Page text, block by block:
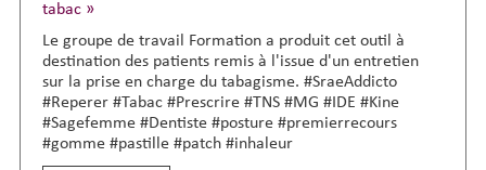
tabac »
Le groupe de travail Formation a produit cet outil à
destination des patients remis à l'issue d'un entretien
sur la prise en charge du tabagisme. #SraeAddicto
#Reperer #Tabac #Prescrire #TNS #MG #IDE #Kine
#Sagefemme #Dentiste #posture #premierrecours
#gomme #pastille #patch #inhaleur